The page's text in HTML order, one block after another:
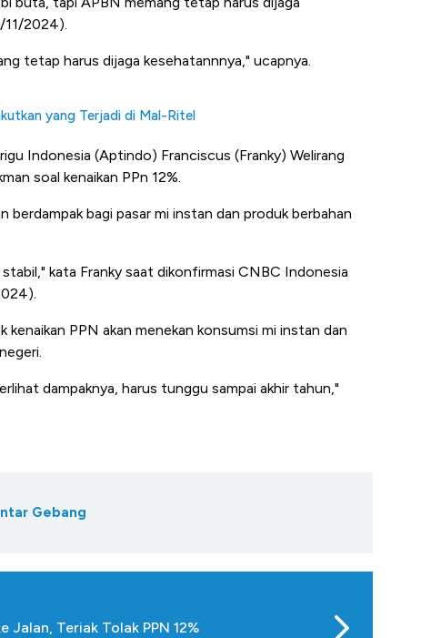
11/2024).
tetap harus dijaga kesehatannnya," ucapnya.
yang Terjadi di Mal-Ritel
Indonesia (Aptindo) Franciscus (Franky) Welirang
soal kenaikan PPn 12%.
berdampak bagi pasar mi instan dan produk berbahan
kata Franky saat dikonfirmasi CNBC Indonesia
kenaikan PPN akan menekan konsumsi mi instan dan
dampaknya, harus tunggu sampai akhir tahun,"
Gebang
Teriak Tolak PPN 12%